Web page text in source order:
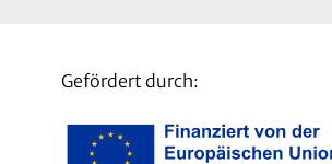
Gefördert durch: